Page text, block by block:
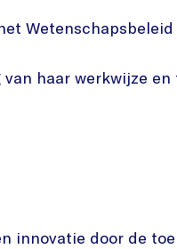
haar werkwijze
innovatie door de